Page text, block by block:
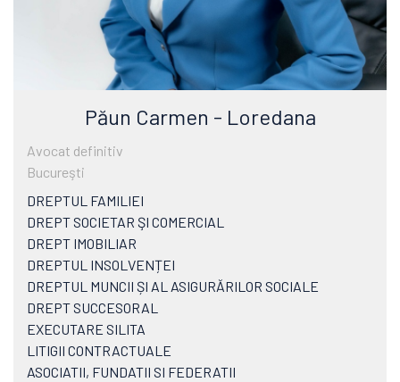
Păun Carmen - Loredana
Avocat definitiv
Bucureşti
DREPTUL FAMILIEI
DREPT SOCIETAR ŞI COMERCIAL
DREPT IMOBILIAR
DREPTUL INSOLVENȚEI
DREPTUL MUNCII ȘI AL ASIGURĂRILOR SOCIALE
DREPT SUCCESORAL
EXECUTARE SILITA
LITIGII CONTRACTUALE
ASOCIATII, FUNDATII SI FEDERATII